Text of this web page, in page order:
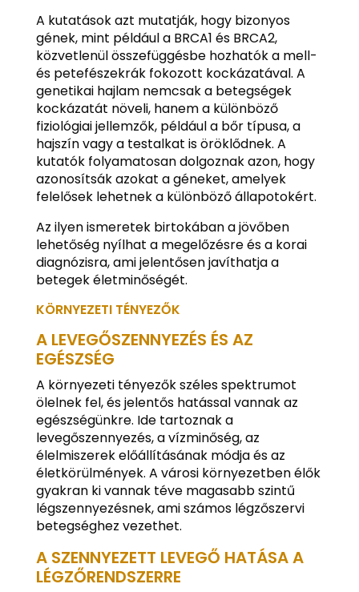
A kutatások azt mutatják, hogy bizonyos
gének, mint például a BRCA1 és BRCA2,
közvetlenül összefüggésbe hozhatók a mell-
és petefészekrák fokozott kockázatával. A
genetikai hajlam nemcsak a betegségek
kockázatát növeli, hanem a különböző
fiziológiai jellemzők, például a bőr típusa, a
hajszín vagy a testalkat is öröklődnek. A
kutatók folyamatosan dolgoznak azon, hogy
azonosítsák azokat a géneket, amelyek
felelősek lehetnek a különböző állapotokért.
Az ilyen ismeretek birtokában a jövőben
lehetőség nyílhat a megelőzésre és a korai
diagnózisra, ami jelentősen javíthatja a
betegek életminőségét.
KÖRNYEZETI TÉNYEZŐK
A LEVEGŐSZENNYEZÉS ÉS AZ
EGÉSZSÉG
A környezeti tényezők széles spektrumot
ölelnek fel, és jelentős hatással vannak az
egészségünkre. Ide tartoznak a
levegőszennyezés, a vízminőség, az
élelmiszerek előállításának módja és az
életkörülmények. A városi környezetben élők
gyakran ki vannak téve magasabb szintű
légszennyezésnek, ami számos légzőszervi
betegséghez vezethet.
A SZENNYEZETT LEVEGŐ HATÁSA A
LÉGZŐRENDSZERRE